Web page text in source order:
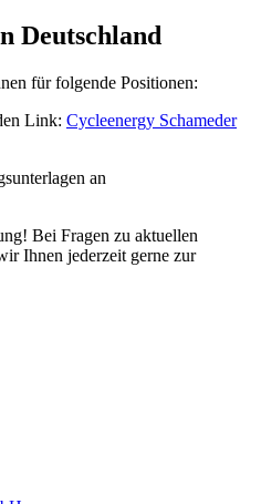
Deutschland
für folgende Positionen:
Link: Cycleenergy Schameder
an
Bei Fragen zu aktuellen
Ihnen jederzeit gerne zur